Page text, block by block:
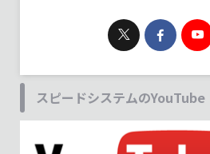
スピードシステムのYouTube